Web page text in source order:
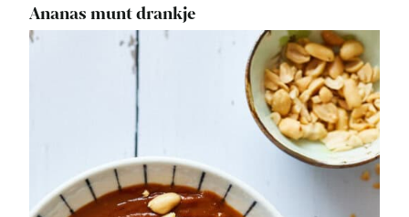
Ananas munt drankje